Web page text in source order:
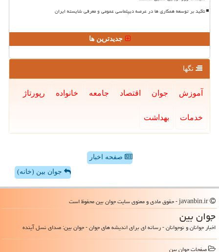
تاکید بر توسعه همکاری ها در عرصه دیپلماسی عمومی و معرفی شایسته ایران
جدیدترین ها
تگها
آموزش جوان اقتصاد جامعه خانواده رپورتاژ
خدمات بهداشت
صفحه اخبار
جوان بین (خانه)
جوان بین
اخبار جوانان و نوجوانان - رسانه ای برای اندیشه های جوان - جوان بین: صدای نسل آینده
صفحات جوان بین